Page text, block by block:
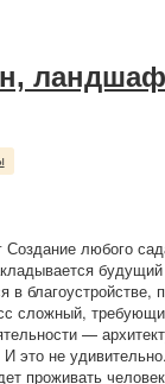
любого
в
сложный,
—
И это не
проживать